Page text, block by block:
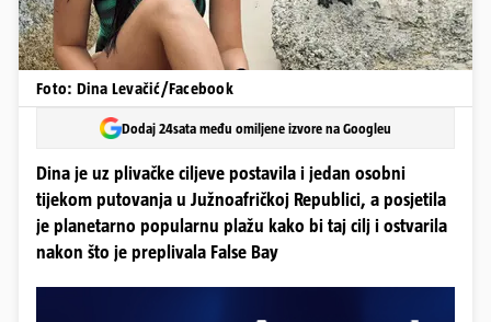
Foto: Dina Levačić/Facebook
Dodaj 24sata među omiljene izvore na Googleu
Dina je uz plivačke ciljeve postavila i jedan osobni
tijekom putovanja u Južnoafričkoj Republici, a posjetila
je planetarno popularnu plažu kako bi taj cilj i ostvarila
nakon što je preplivala False Bay